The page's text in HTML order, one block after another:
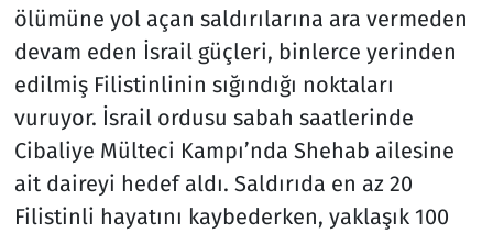
ölümüne yol açan saldırılarına ara vermeden
devam eden İsrail güçleri, binlerce yerinden
edilmiş Filistinlinin sığındığı noktaları
vuruyor. İsrail ordusu sabah saatlerinde
Cibaliye Mülteci Kampı’nda Shehab ailesine
ait daireyi hedef aldı. Saldırıda en az 20
Filistinli hayatını kaybederken, yaklaşık 100